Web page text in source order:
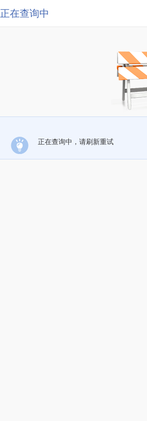
正在查询中
正在查询中，请刷新重试